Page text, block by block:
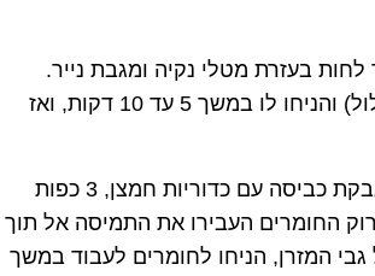
בעזרת מטלי נקיה ומגבת נייר.
לאחר שהכתם יבש ברובו, רססו חומץ לבן (ללא דילול) והניחו לו במשך 5 עד 10 דקות, ואז
ערבבו 2 כפות אבקת כביסה עם כדוריות חמצן, 3 כפות
החומרים העבירו את התמיסה אל תוך
המזרן, הניחו לחומרים לעבוד במשך